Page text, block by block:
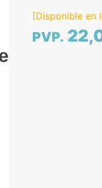
[Disponible en
PVP.